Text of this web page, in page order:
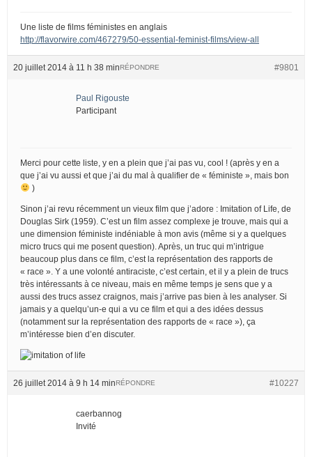
Une liste de films féministes en anglais
http://flavorwire.com/467279/50-essential-feminist-films/view-all
20 juillet 2014 à 11 h 38 min #9801
RÉPONDRE
Paul Rigouste
Participant
Merci pour cette liste, y en a plein que j’ai pas vu, cool ! (après y en a
que j’ai vu aussi et que j’ai du mal à qualifier de « féministe », mais bon
)
Sinon j’ai revu récemment un vieux film que j’adore : Imitation of Life, de
Douglas Sirk (1959). C’est un film assez complexe je trouve, mais qui a
une dimension féministe indéniable à mon avis (même si y a quelques
micro trucs qui me posent question). Après, un truc qui m’intrigue
beaucoup plus dans ce film, c’est la représentation des rapports de
« race ». Y a une volonté antiraciste, c’est certain, et il y a plein de trucs
très intéressants à ce niveau, mais en même temps je sens que y a
aussi des trucs assez craignos, mais j’arrive pas bien à les analyser. Si
jamais y a quelqu’un-e qui a vu ce film et qui a des idées dessus
(notamment sur la représentation des rapports de « race »), ça
m’intéresse bien d’en discuter.
26 juillet 2014 à 9 h 14 min #10227
RÉPONDRE
caerbannog
Invité